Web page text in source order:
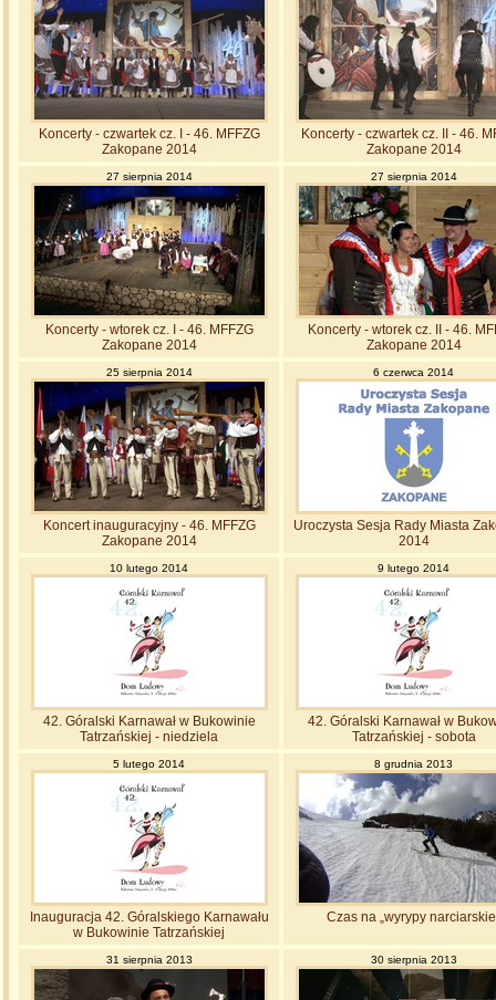
Koncerty - czwartek cz. I - 46. MFFZG
Zakopane 2014
Koncerty - czwartek cz. II - 46.
Zakopane 2014
27 sierpnia 2014
Koncerty - wtorek cz. I - 46. MFFZG
Zakopane 2014
27 sierpnia 2014
Koncerty - wtorek cz. II - 46.
Zakopane 2014
25 sierpnia 2014
Koncert inauguracyjny - 46. MFFZG
Zakopane 2014
6 czerwca 2014
Uroczysta Sesja Rady Miasta
2014
10 lutego 2014
42. Góralski Karnawał w Bukowinie
Tatrzańskiej - niedziela
9 lutego 2014
42. Góralski Karnawał w
Tatrzańskiej - sobota
5 lutego 2014
Inauguracja 42. Góralskiego Karnawału
w Bukowinie Tatrzańskiej
8 grudnia 2013
Czas na „wyrypy
31 sierpnia 2013 30 sierpnia 2013